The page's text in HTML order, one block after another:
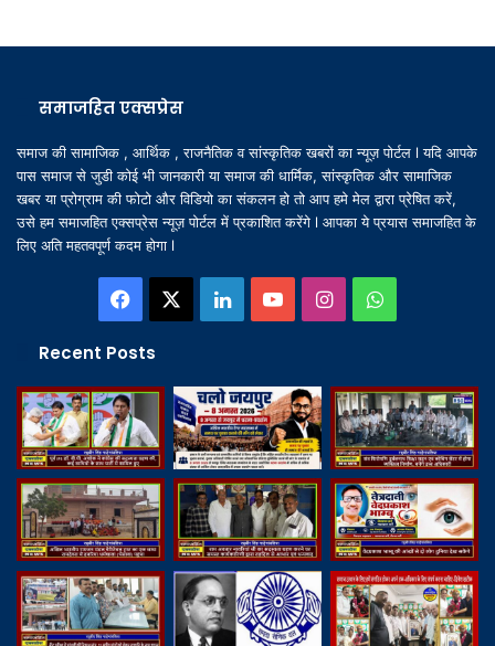
समाजहित एक्सप्रेस
समाज की सामाजिक , आर्थिक , राजनैतिक व सांस्कृतिक खबरों का न्यूज़ पोर्टल l यदि आपके
पास समाज से जुडी कोई भी जानकारी या समाज की धार्मिक, सांस्कृतिक और सामाजिक
खबर या प्रोग्राम की फोटो और विडियो का संकलन हो तो आप हमे मेल द्वारा प्रेषित करें,
उसे हम समाजहित एक्सप्रेस न्यूज़ पोर्टल में प्रकाशित करेंगे l आपका ये प्रयास समाजहित के
लिए अति महतवपूर्ण कदम होगा l
Facebook LinkedInYouTubeInstagramWhatsApp
Recent Posts